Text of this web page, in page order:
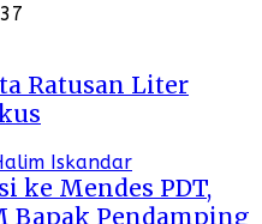
Ratusan Liter
ke Mendes PDT,
Bapak Pendamping